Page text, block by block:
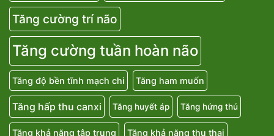
Tăng cường thính lực
Tăng cường tiêu hoá
Tăng cường trí não
Tăng cường tuần hoàn não
Tăng độ bền tĩnh mạch chi Tăng ham muốn
Tăng hấp thu canxi Tăng huyết áp Tăng hứng thú